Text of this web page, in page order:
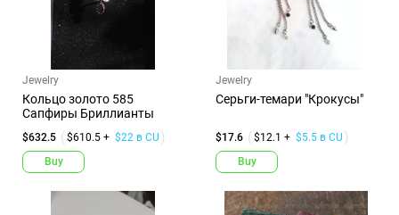
Jewelry
Кольцо золото 585
Сапфиры Бриллианты
$632.5 $610.5 + $22 в CU
Buy
Jewelry
Серьги-темари "Крокусы"
$17.6 $12.1 + $5.5 в CU
Buy